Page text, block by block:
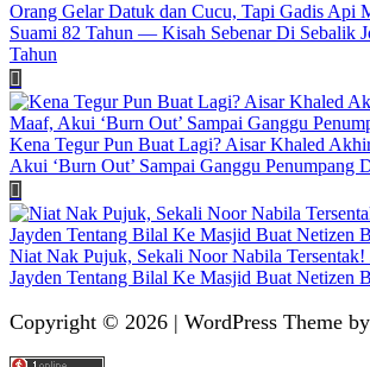
Orang Gelar Datuk dan Cucu, Tapi Gadis Api
Suami 82 Tahun — Kisah Sebenar Di Sebalik
Tahun
Kena Tegur Pun Buat Lagi? Aisar Khaled
Akui ‘Burn Out’ Sampai Ganggu Penumpang
Niat Nak Pujuk, Sekali Noor Nabila Tersentak!
Jayden Tentang Bilal Ke Masjid Buat Netizen
Copyright © 2026 | WordPress Theme by